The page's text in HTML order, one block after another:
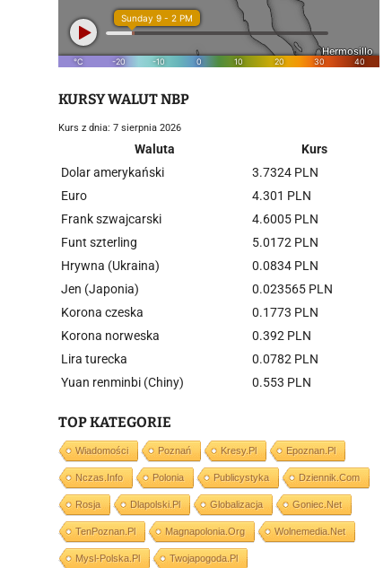
KURSY WALUT NBP
Kurs z dnia: 7 sierpnia 2026
Waluta
Kurs
Dolar amerykański
3.7324 PLN
Euro
4.301 PLN
Frank szwajcarski
4.6005 PLN
Funt szterling
5.0172 PLN
Hrywna (Ukraina)
0.0834 PLN
Jen (Japonia)
0.023565 PLN
Korona czeska
0.1773 PLN
Korona norweska
0.392 PLN
Lira turecka
0.0782 PLN
Yuan renminbi (Chiny)
0.553 PLN
TOP KATEGORIE
Wiadomości Poznań Kresy.pl Epoznan.pl
Nczas.info Polonia Publicystyka Dziennik.com
Rosja Dlapolski.pl Globalizacja Goniec.net
TenPoznan.pl Magnapolonia.org Wolnemedia.net
Mysl-Polska.pl Twojapogoda.pl